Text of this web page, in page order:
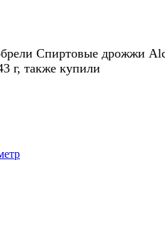
Спиртовые дрожжи
г, также купили